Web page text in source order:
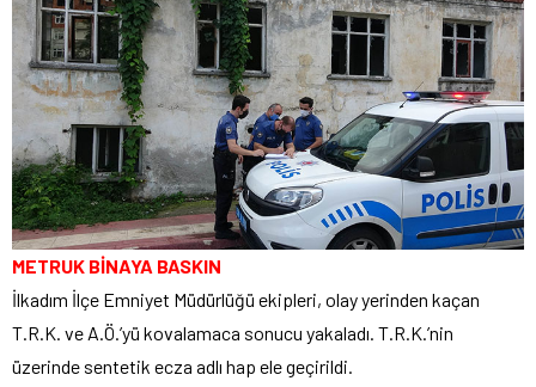
METRUK BİNAYA BASKIN
İlkadım İlçe Emniyet Müdürlüğü ekipleri, olay yerinden kaçan
T.R.K. ve A.Ö.’yü kovalamaca sonucu yakaladı. T.R.K.’nin
üzerinde sentetik ecza adlı hap ele geçirildi.